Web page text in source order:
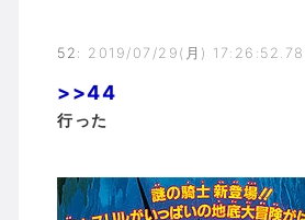
52 : 2019/07/29(月)
>>44
行った